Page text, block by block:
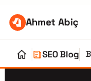
Ahmet Abiç
SEO Blog